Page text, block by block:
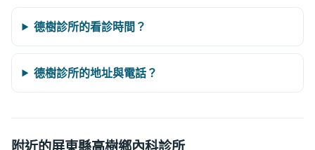
德樹診所的看診時間？
德樹診所的地址與電話？
附近的屏東縣高樹鄉內科診所